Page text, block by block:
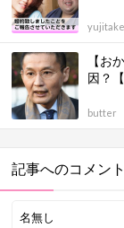
【お
因？
butter
記事へのコメント